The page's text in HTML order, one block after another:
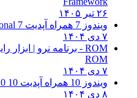
۲۶ تیر ۱۴۰۵
ویندوز 7 همراه آپدیت 7 SP1
۷ دی ۱۴۰۴
ROM - برنامه نرو | ابزار رایت حرفه ای و
ROM
۷ دی ۱۴۰۴
ویندوز 10 همراه آپدیت 10 22H2
۸ دی ۱۴۰۴